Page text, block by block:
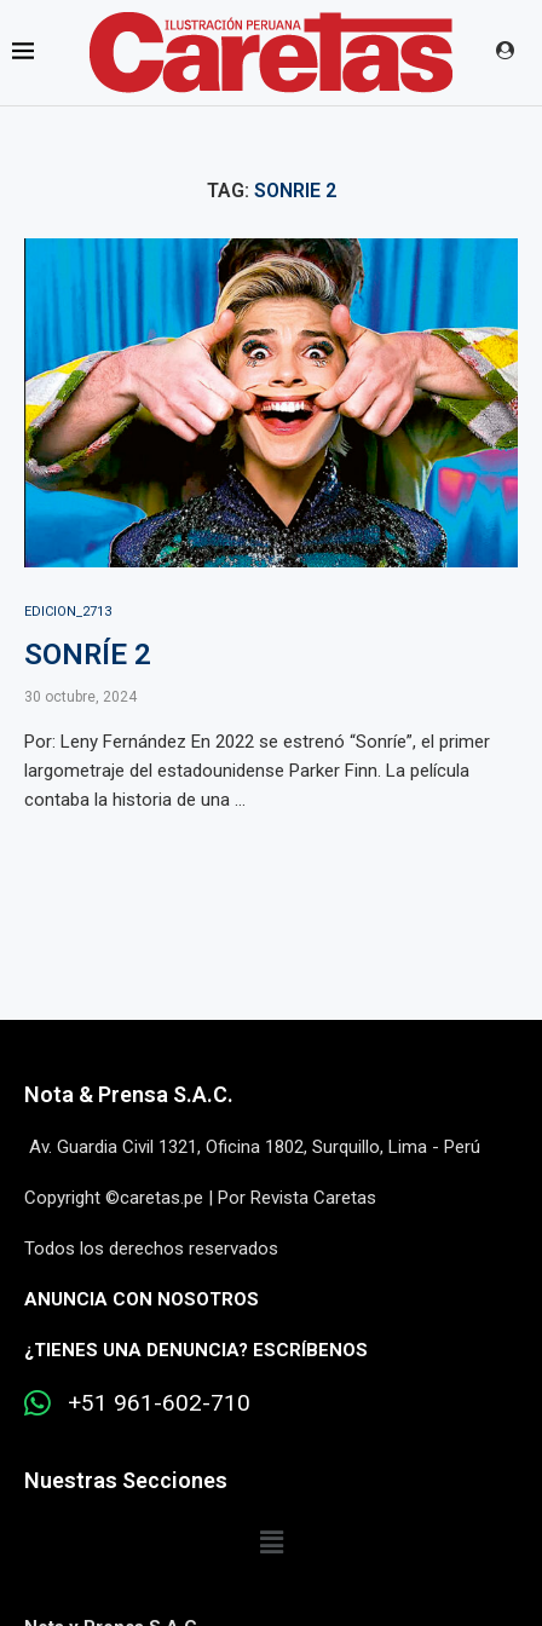
TAG: SONRIE 2
EDICION_2713
SONRÍE 2
30 octubre, 2024
Por: Leny Fernández En 2022 se estrenó “Sonríe”, el primer
largometraje del estadounidense Parker Finn. La película
contaba la historia de una ...
Nota & Prensa S.A.C.
Av. Guardia Civil 1321, Oficina 1802, Surquillo, Lima - Perú
Copyright ©caretas.pe | Por Revista Caretas
Todos los derechos reservados
ANUNCIA CON NOSOTROS
¿TIENES UNA DENUNCIA? ESCRÍBENOS
+51 961-602-710
Nuestras Secciones